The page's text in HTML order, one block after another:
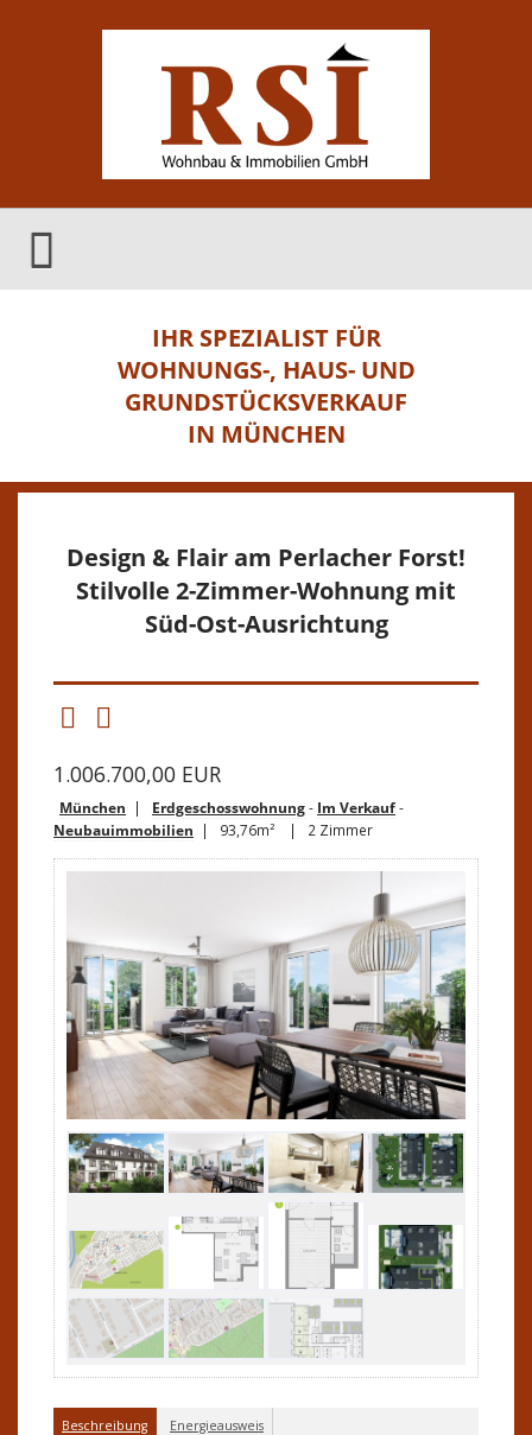
IHR SPEZIALIST FÜR
WOHNUNGS-, HAUS- UND
GRUNDSTÜCKSVERKAUF
IN MÜNCHEN
Design & Flair am Perlacher Forst!
Stilvolle 2-Zimmer-Wohnung mit
Süd-Ost-Ausrichtung
1.006.700,00 EUR
München Erdgeschosswohnung- Im Verkauf-
Neubauimmobilien | 93,76m² | 2 Zimmer
Beschreibung Energieausweis